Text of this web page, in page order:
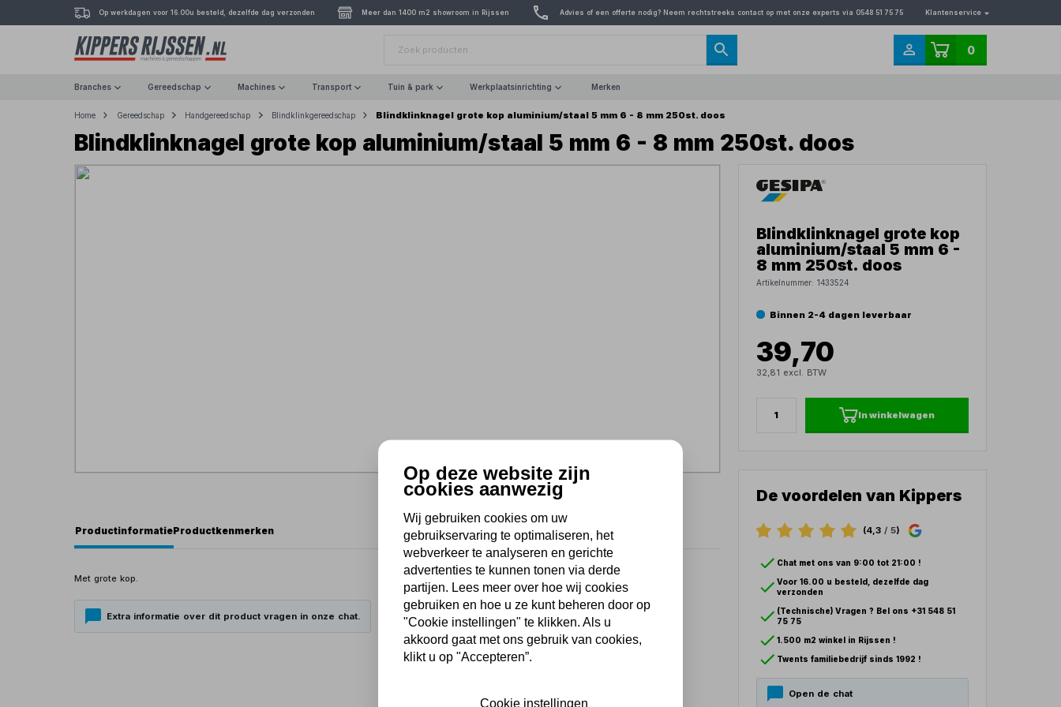
Op werkdagen voor 16.00u besteld, dezelfde dag verzonden Meer dan 1400 m2 showroom in Rijssen Advies of een offerte nodig? Neem rechtstreeks contact op met onze experts via 0548 51 75 75 Klantenservice
0
Branches Gereedschap Machines Transport Tuin & park Werkplaatsinrichting Merken
Home Gereedschap Handgereedschap Blindklinkgereedschap Blindklinknagel grote kop aluminium/staal 5 mm 6 - 8 mm 250st. doos
Blindklinknagel grote kop aluminium/staal 5 mm 6 - 8 mm 250st. doos
ProductinformatieProductkenmerken
Met grote kop.
Extra informatie over dit product vragen in onze chat.
Blindklinknagel grote kop
aluminium/staal 5 mm 6 -
8 mm 250st. doos
Artikelnummer:1433524
Binnen 2-4 dagen leverbaar
39,70
32,81 excl. BTW
In winkelwagen
De voordelen van Kippers
(4,3/ 5)
Chat met ons van 9:00 tot 21:00 !
Voor 16.00 u besteld, dezelfde dag
verzonden
(Technische) Vragen ? Bel ons +31 548 51
75 75
1.500 m2 winkel in Rijssen !
Twents familiebedrijf sinds 1992 !
Open de chat
Op deze website zijn
cookies aanwezig
Wij gebruiken cookies om uw
gebruikservaring te optimaliseren, het
webverkeer te analyseren en gerichte
advertenties te kunnen tonen via derde
partijen. Lees meer over hoe wij cookies
gebruiken en hoe u ze kunt beheren door op
"Cookie instellingen" te klikken. Als u
akkoord gaat met ons gebruik van cookies,
klikt u op "Accepteren”.
Cookie instellingen